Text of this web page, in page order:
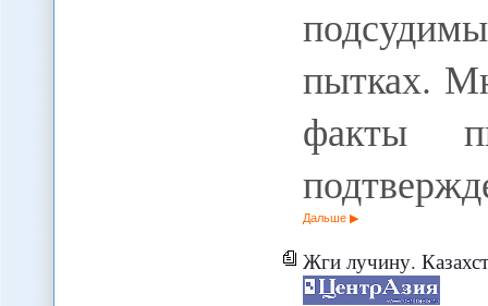
пытках.
факты
Дальше
Жги лучину. Казахстан